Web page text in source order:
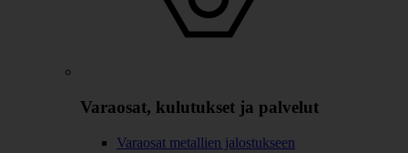
Varaosat, kulutukset ja palvelut
Varaosat metallien jalostukseen